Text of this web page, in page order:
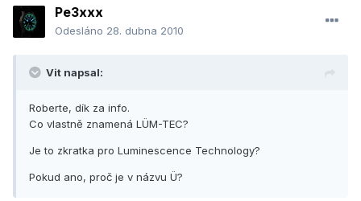
Pe3xxx
Odesláno 28. dubna 2010
Vit napsal:
Roberte, dík za info.
Co vlastně znamená LÜM-TEC?
Je to zkratka pro Luminescence Technology?
Pokud ano, proč je v názvu Ü?